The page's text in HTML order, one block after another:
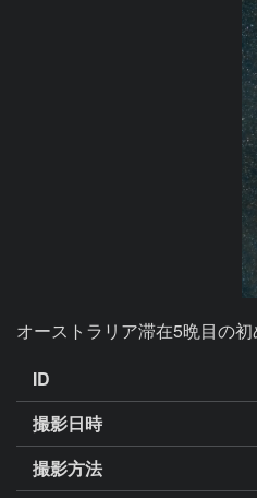
オーストラリア滞在5晩目の
ID
撮影日時
撮影方法